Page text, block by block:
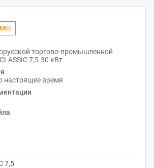
торгово-промышленной
7,5-30 кВт
настоящее время
7,5